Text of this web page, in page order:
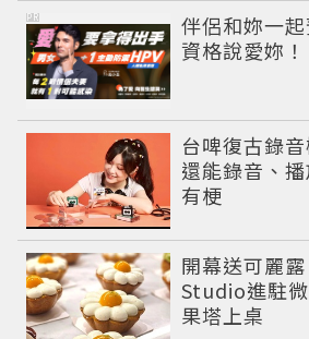
伴侶和妳一
資格說愛妳！
PR
台啤復古錄
還能錄音、
有梗
開幕送可麗
Studio進駐
果塔上桌